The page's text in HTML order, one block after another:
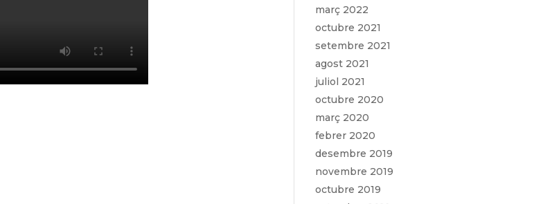
març 2022
octubre 2021
setembre 2021
agost 2021
juliol 2021
octubre 2020
març 2020
febrer 2020
desembre 2019
novembre 2019
octubre 2019